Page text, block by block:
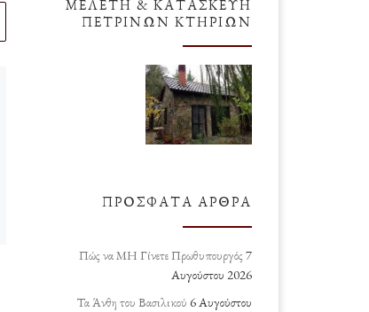
δημοσιευμένο
2020
Patterns (Μοτίβα)
ασπρόμαυρη κινηματογραφική
αριστουργηματική και μπορεί να
την παρακολουθήσει κάποιος […]
ΜΕΛΈΤΗ & ΚΑΤΑΣΚΕΥΉ
ΠΈΤΡΙΝΩΝ ΚΤΗΡΊΩΝ
ΠΡΌΣΦΑΤΑ ΆΡΘΡΑ
Πώς να ΜΗ Γίνετε Πρωθυπουργός 7
Αυγούστου 2026
Τα Άνθη του Βασιλικού 6 Αυγούστου